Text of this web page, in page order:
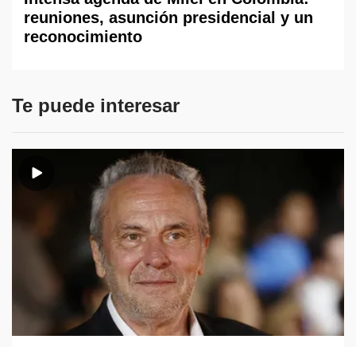
reuniones, asunción presidencial y un
reconocimiento
Te puede interesar